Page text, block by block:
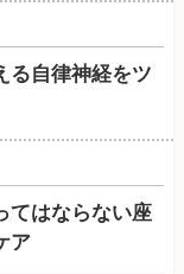
る自律神経をツ
てはならない座
ア